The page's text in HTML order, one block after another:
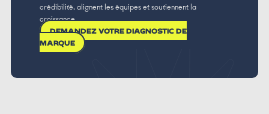
crédibilité, alignent les équipes et soutiennent la
croissance.
DEMANDEZ VOTRE DIAGNOSTIC DE
MARQUE